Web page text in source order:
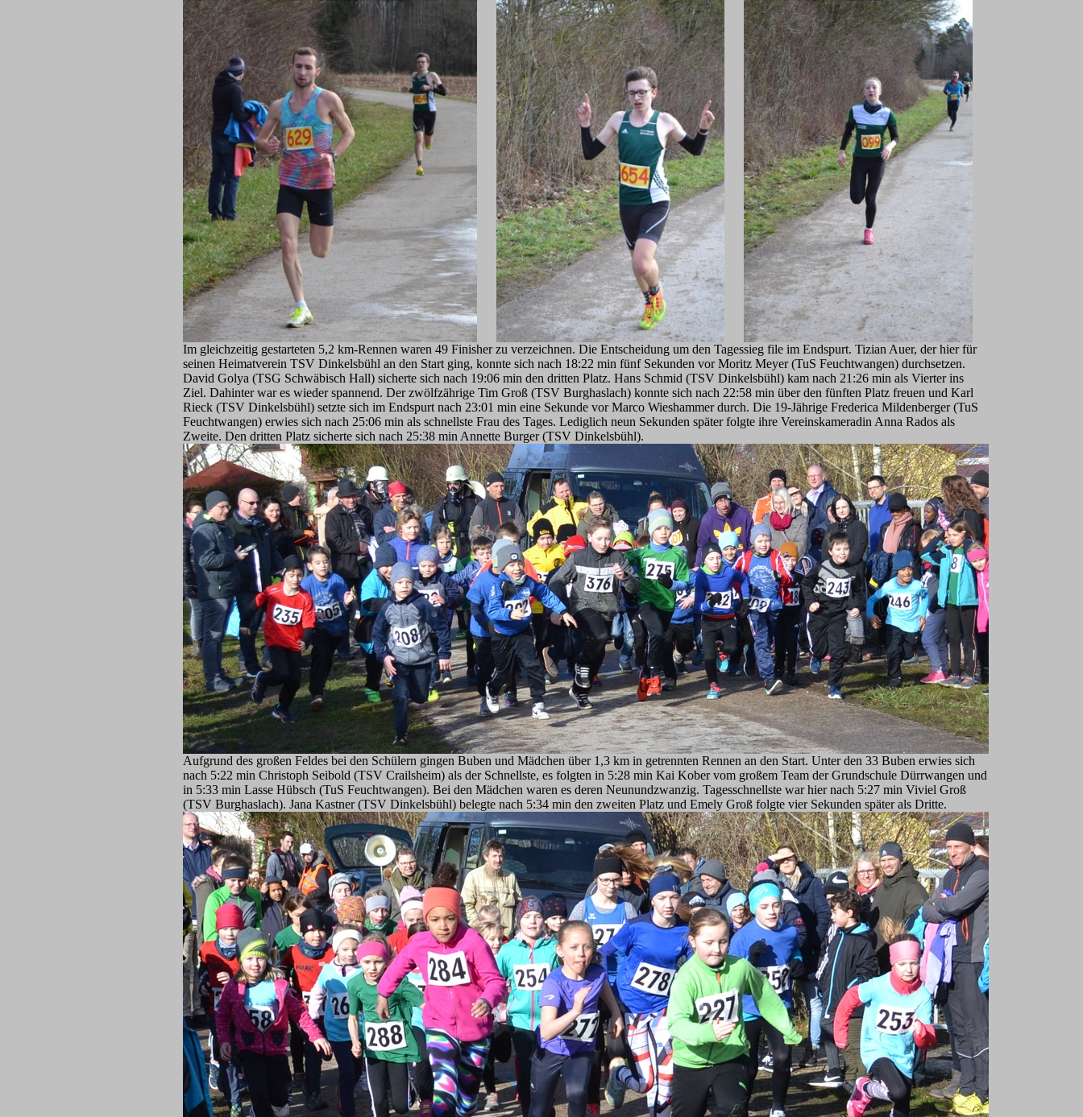
Im gleichzeitig gestarteten 5,2 km-Rennen waren 49 Finisher zu verzeichnen. Die Entscheidung um den Tagessieg file im Endspurt. Tizian Auer, der hier für
seinen Heimatverein TSV Dinkelsbühl an den Start ging, konnte sich nach 18:22 min fünf Sekunden vor Moritz Meyer (TuS Feuchtwangen) durchsetzen.
David Golya (TSG Schwäbisch Hall) sicherte sich nach 19:06 min den dritten Platz. Hans Schmid (TSV Dinkelsbühl) kam nach 21:26 min als Vierter ins
Ziel. Dahinter war es wieder spannend. Der zwölfzährige Tim Groß (TSV Burghaslach) konnte sich nach 22:58 min über den fünften Platz freuen und Karl
Rieck (TSV Dinkelsbühl) setzte sich im Endspurt nach 23:01 min eine Sekunde vor Marco Wieshammer durch. Die 19-Jährige Frederica Mildenberger (TuS
Feuchtwangen) erwies sich nach 25:06 min als schnellste Frau des Tages. Lediglich neun Sekunden später folgte ihre Vereinskameradin Anna Rados als
Zweite. Den dritten Platz sicherte sich nach 25:38 min Annette Burger (TSV Dinkelsbühl).
Aufgrund des großen Feldes bei den Schülern gingen Buben und Mädchen über 1,3 km in getrennten Rennen an den Start. Unter den 33 Buben erwies sich
nach 5:22 min Christoph Seibold (TSV Crailsheim) als der Schnellste, es folgten in 5:28 min Kai Kober vom großem Team der Grundschule Dürrwangen und
in 5:33 min Lasse Hübsch (TuS Feuchtwangen). Bei den Mädchen waren es deren Neunundzwanzig. Tagesschnellste war hier nach 5:27 min Viviel Groß
(TSV Burghaslach). Jana Kastner (TSV Dinkelsbühl) belegte nach 5:34 min den zweiten Platz und Emely Groß folgte vier Sekunden später als Dritte.